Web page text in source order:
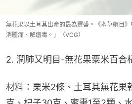
無花果以土耳其出產的最為豐盛。《本草綱目
消腫痛、解瘡毒。」（VCG）
2. 潤肺又明目-無花果粟米百合
材料：栗米2條、土耳其無花果